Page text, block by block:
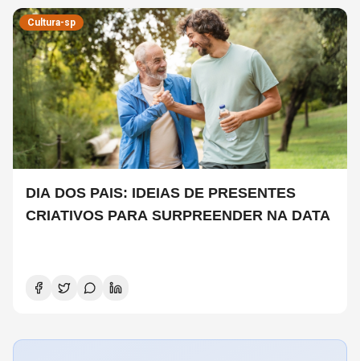
Cultura-sp
DIA DOS PAIS: IDEIAS DE PRESENTES
CRIATIVOS PARA SURPREENDER NA DATA